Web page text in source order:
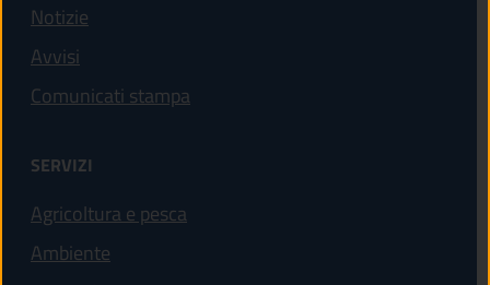
Notizie
Avvisi
Comunicati stampa
SERVIZI
Agricoltura e pesca
Ambiente